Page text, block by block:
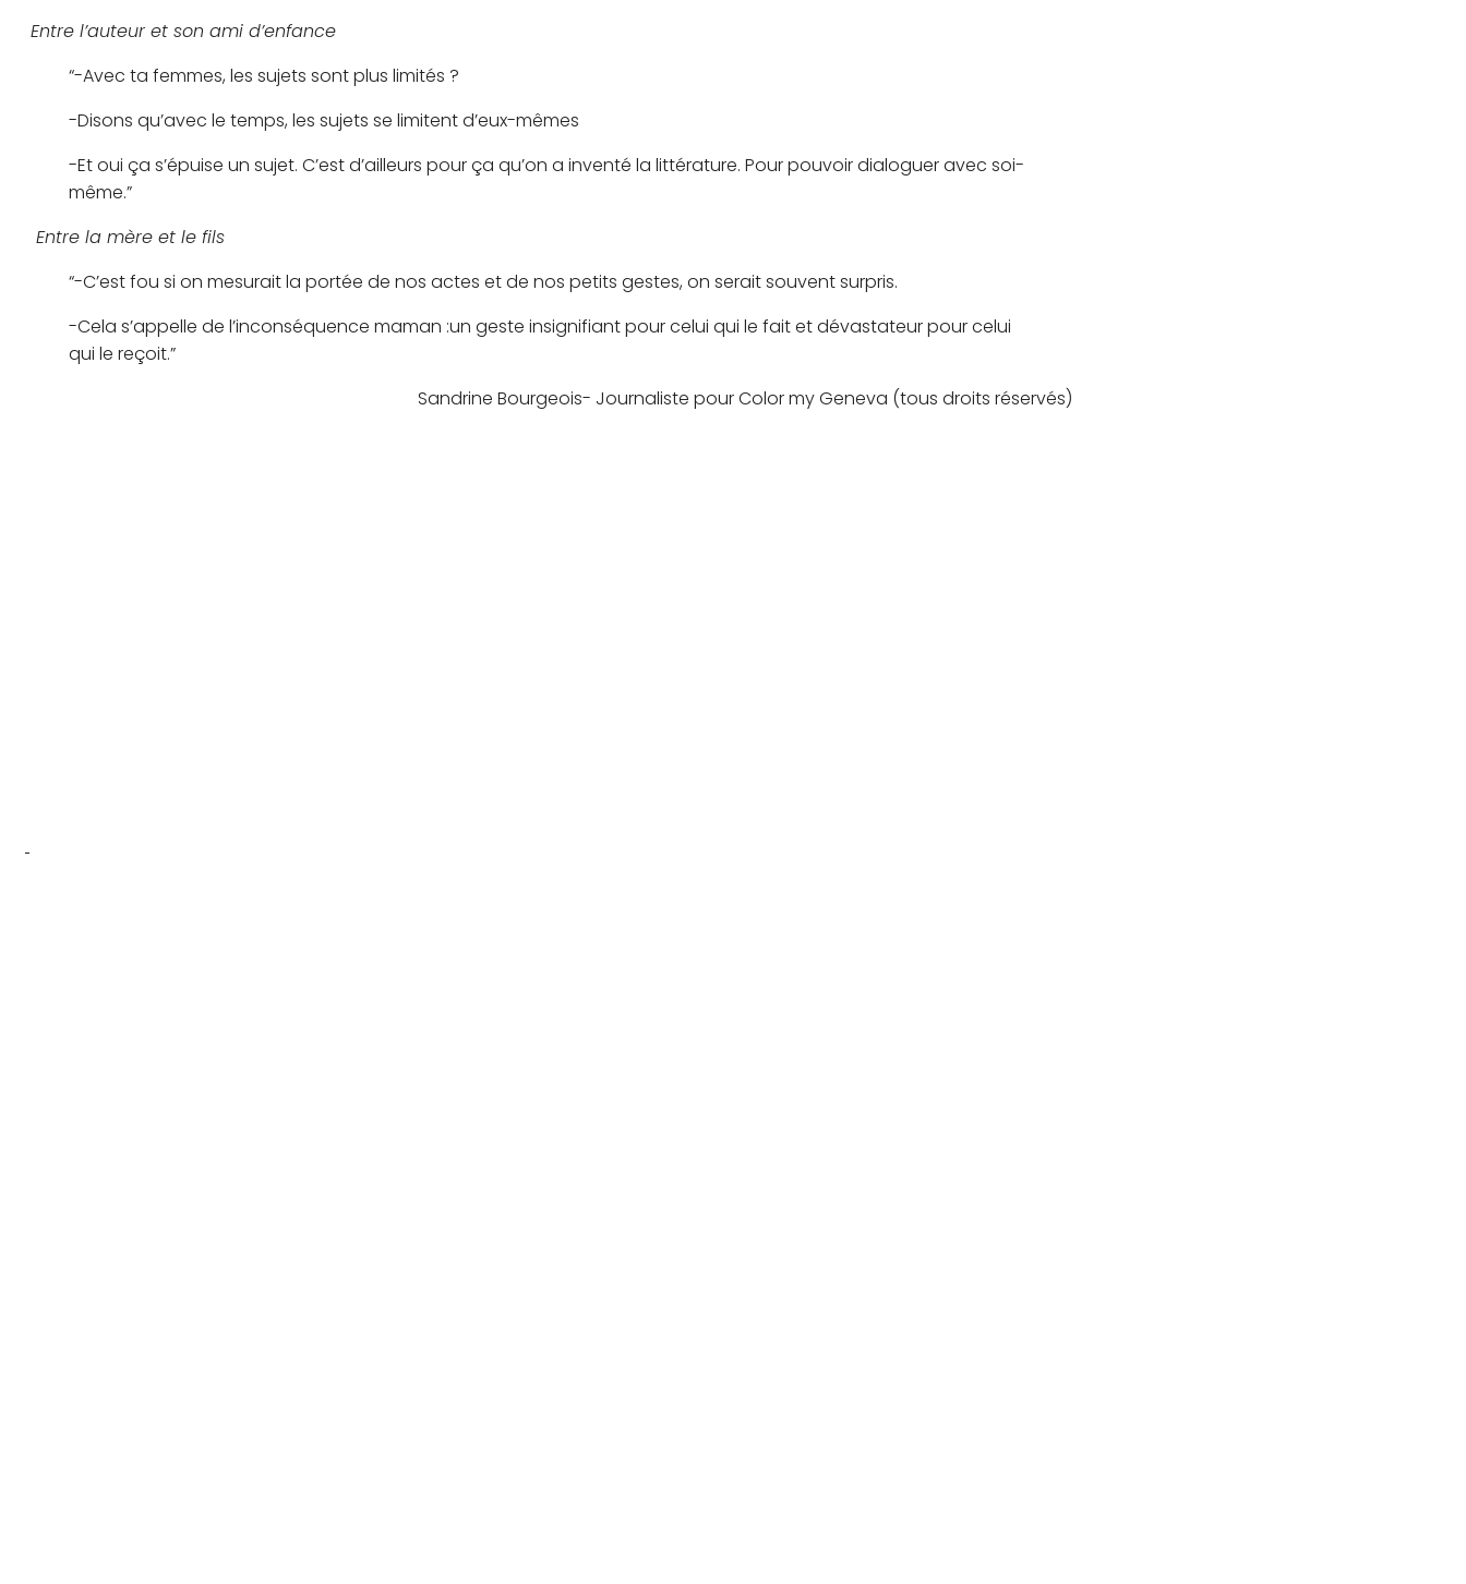
Entre l’auteur et son ami d’enfance
“-Avec ta femmes, les sujets sont plus limités ?
-Disons qu’avec le temps, les sujets se limitent d’eux-mêmes
-Et oui ça s’épuise un sujet. C’est d’ailleurs pour ça qu’on a inventé la littérature. Pour pouvoir dialoguer avec soi-
même.”
Entre la mère et le fils
“-C’est fou si on mesurait la portée de nos actes et de nos petits gestes, on serait souvent surpris.
-Cela s’appelle de l’inconséquence maman :un geste insignifiant pour celui qui le fait et dévastateur pour celui
qui le reçoit.”
Sandrine Bourgeois- Journaliste pour Color my Geneva (tous droits réservés)